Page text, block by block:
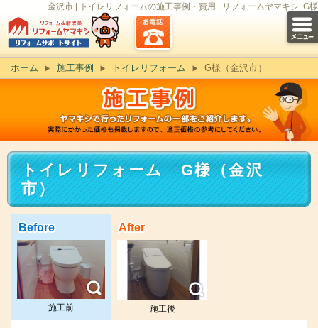
金沢市 | トイレリフォームの施工事例・費用 | リフォームヤマキシ| G様
ホーム 施工事例 トイレリフォーム G様（金沢市）
トイレリフォーム G様（金沢
市）
Before
施工前
After
施工後